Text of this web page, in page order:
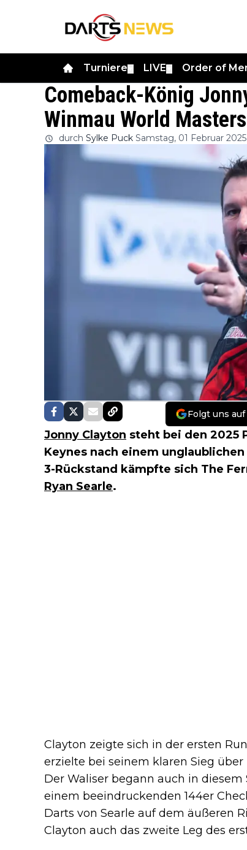
Turniere LIVE Order of
Comeback-König
Winmau World
durch Sylke Puck Samstag, 01 Februar
Folgt uns auf
Jonny Clayton steht bei den 2025
Keynes nach einem
3-Rückstand kämpfte sich The
Ryan Searle.
Clayton zeigte sich in der ersten
erzielte bei seinem klaren Sieg über
Der Waliser begann auch in
einem beeindruckenden 144er
Darts von Searle auf dem äußeren
Clayton auch das zweite Leg des